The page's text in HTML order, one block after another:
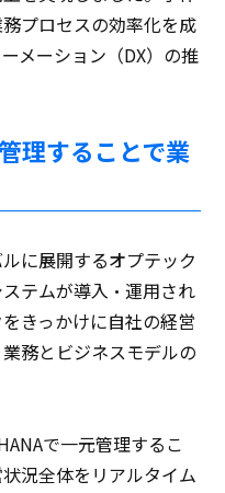
プロセスの効率化を成
メーション（DX）の推
理することで業
に展開するオプテック
テムが導入・運用され
きっかけに自社の経営
務とビジネスモデルの
で一元管理するこ
況全体をリアルタイム